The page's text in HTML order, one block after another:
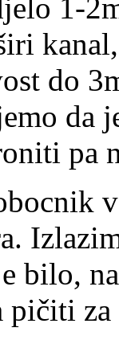
1-
do
da
pa
bilo,
pičiti